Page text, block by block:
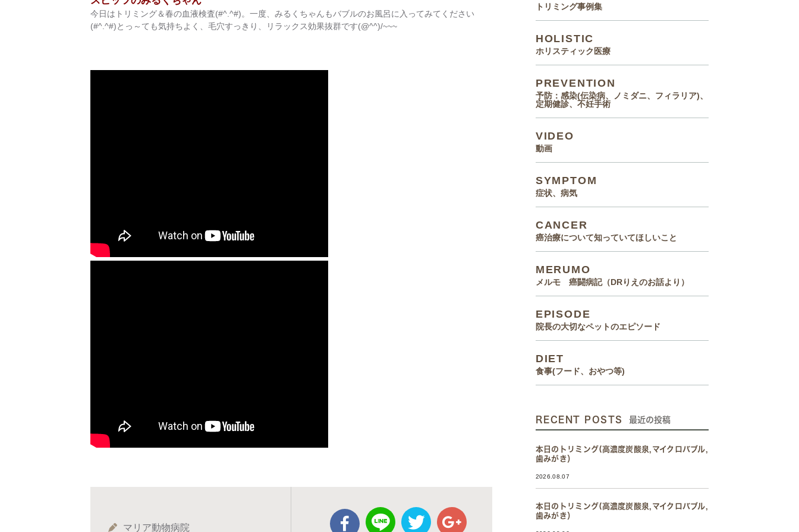
今日はトリミング＆春の血液検査(#^.^#)。一度、みるくちゃんもバブルのお風呂に入ってみてください
(#^.^#)とっ～ても気持ちよく、毛穴すっきり、リラックス効果抜群です(@^^)/~~~
マリア動物病院
トリミング事例集
HOLISTIC
ホリスティック医療
PREVENTION
予防：感染(伝染病、ノミダニ、フィラリア)、
定期健診、不妊手術
VIDEO
動画
SYMPTOM
症状、病気
CANCER
癌治療について知っていてほしいこと
MERUMO
メルモ 癌闘病記（DRりえのお話より）
EPISODE
院長の大切なペットのエピソード
DIET
食事(フード、おやつ等)
RECENT POSTS 最近の投稿
本日のトリミング(高濃度炭酸泉,マイクロバブル,
歯みがき）
2026.08.07
本日のトリミング(高濃度炭酸泉,マイクロバブル,
歯みがき）